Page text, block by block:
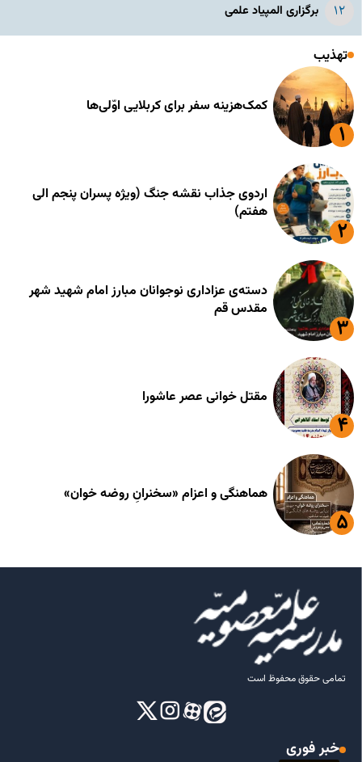
برگزاری المپیاد علمی
تهذیب
کمک‌هزینه سفر برای کربلایی اوّلی‌ها
اردوی جذاب نقشه جنگ (ویژه پسران پنجم الی
هفتم)
دسته‌ی عزاداری نوجوانان مبارز امام شهید شهر
مقدس قم
مقتل خوانی عصر عاشورا
هماهنگی و اعزام «سخنرانِ روضه خوان»
تمامی حقوق محفوظ است
خبر فوری